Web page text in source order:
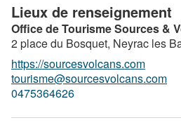
Lieux de renseignement
Office de Tourisme Sources &
2 place du Bosquet, Neyrac les
https://sourcesvolcans.com
tourisme@sourcesvolcans.com
0475364626